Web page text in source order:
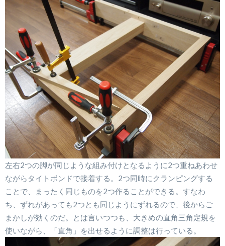
左右2つの脚が同じような組み付けとなるように2つ重ねあわせ
ながらタイトボンドで接着する。2つ同時にクランピングする
ことで、まったく同じものを2つ作ることができる。すなわ
ち、ずれがあっても2つとも同じようにずれるので、後からご
まかしが効くのだ。とは言いつつも、大きめの直角三角定規を
使いながら、「直角」を出せるように調整は行っている。